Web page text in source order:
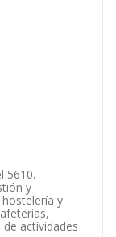
5610.
y
y
actividades